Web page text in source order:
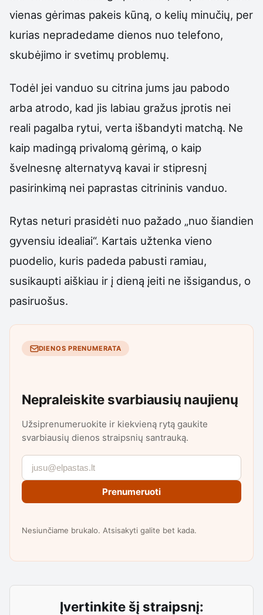
vienas gėrimas pakeis kūną, o kelių minučių, per
kurias nepradedame dienos nuo telefono,
skubėjimo ir svetimų problemų.
Todėl jei vanduo su citrina jums jau pabodo
arba atrodo, kad jis labiau gražus įprotis nei
reali pagalba rytui, verta išbandyti matchą. Ne
kaip madingą privalomą gėrimą, o kaip
švelnesnę alternatyvą kavai ir stipresnį
pasirinkimą nei paprastas citrininis vanduo.
Rytas neturi prasidėti nuo pažado „nuo šiandien
gyvensiu idealiai“. Kartais užtenka vieno
puodelio, kuris padeda pabusti ramiau,
susikaupti aiškiau ir į dieną įeiti ne išsigandus, o
pasiruošus.
DIENOS PRENUMERATA
Nepraleiskite svarbiausių naujienų
Užsiprenumeruokite ir kiekvieną rytą gaukite
svarbiausių dienos straipsnių santrauką.
Prenumeruoti
Nesiunčiame brukalo. Atsisakyti galite bet kada.
Įvertinkite šį straipsnį: